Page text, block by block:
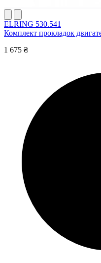
ELRING 530.541
Комплект прокладок
1 675 ₴